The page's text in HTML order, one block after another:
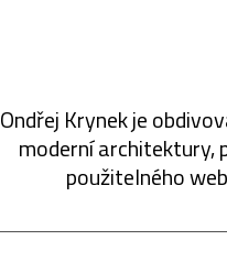
Ondřej Krynek je
moderní architektury,
použitelného